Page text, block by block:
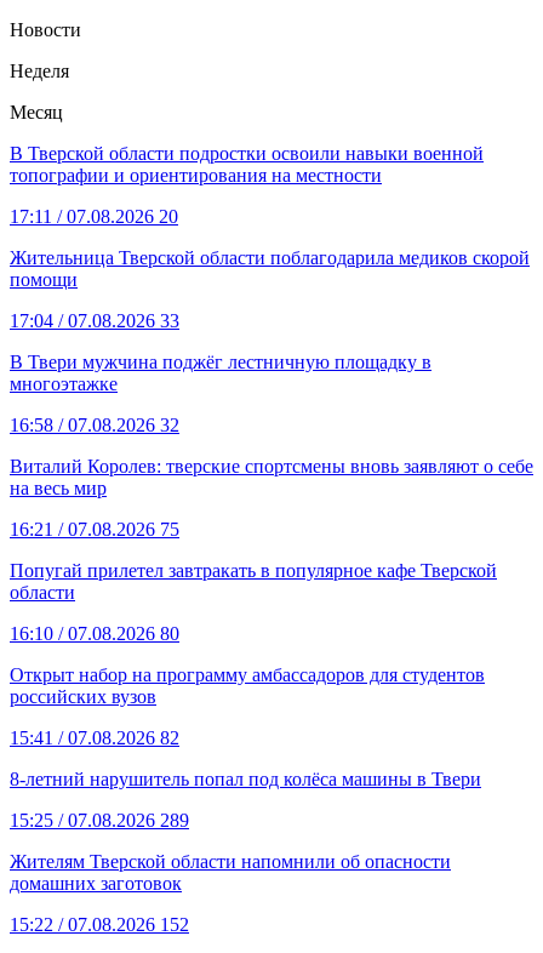
Новости
Неделя
Месяц
В Тверской области подростки освоили навыки военной
топографии и ориентирования на местности
17:11 / 07.08.2026 20
Жительница Тверской области поблагодарила медиков скорой
помощи
17:04 / 07.08.2026 33
В Твери мужчина поджёг лестничную площадку в
многоэтажке
16:58 / 07.08.2026 32
Виталий Королев: тверские спортсмены вновь заявляют о себе
на весь мир
16:21 / 07.08.2026 75
Попугай прилетел завтракать в популярное кафе Тверской
области
16:10 / 07.08.2026 80
Открыт набор на программу амбассадоров для студентов
российских вузов
15:41 / 07.08.2026 82
8-летний нарушитель попал под колёса машины в Твери
15:25 / 07.08.2026 289
Жителям Тверской области напомнили об опасности
домашних заготовок
15:22 / 07.08.2026 152